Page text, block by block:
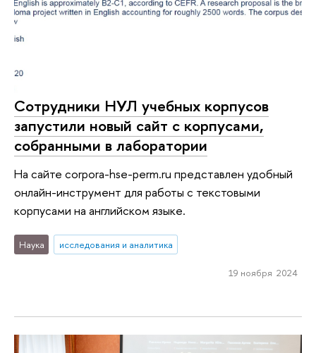
Сотрудники НУЛ учебных корпусов
запустили новый сайт с корпусами,
собранными в лаборатории
На сайте corpora-hse-perm.ru представлен удобный
онлайн-инструмент для работы с текстовыми
корпусами на английском языке.
Наука исследования и аналитика
19 ноября 2024